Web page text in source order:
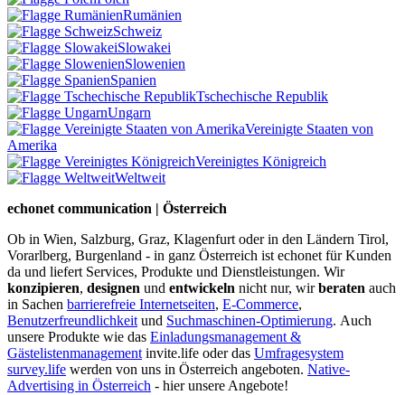
Rumänien
Schweiz
Slowakei
Slowenien
Spanien
Tschechische Republik
Ungarn
Vereinigte Staaten von
Amerika
Vereinigtes Königreich
Weltweit
echonet communication | Österreich
Ob in Wien, Salzburg, Graz, Klagenfurt oder in den Ländern Tirol,
Vorarlberg, Burgenland - in ganz Österreich ist echonet für Kunden
da und liefert Services, Produkte und Dienstleistungen. Wir
konzipieren, designen und entwickeln nicht nur, wirberaten auch
in Sachen barrierefreie Internetseiten, E-Commerce,
Benutzerfreundlichkeit und Suchmaschinen-Optimierung. Auch
unsere Produkte wie das Einladungsmanagement &
Gästelistenmanagement invite.life oder das Umfragesystem
survey.life werden von uns in Österreich angeboten. Native-
Advertising in Österreich - hier unsere Angebote!